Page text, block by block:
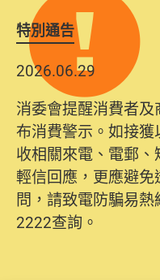
特別通告
2026.06.29
消委會提醒消費者
布消費警示。如接
收相關來電、電郵
輕信回應，更應避
問，請致電防騙易
2222查詢。